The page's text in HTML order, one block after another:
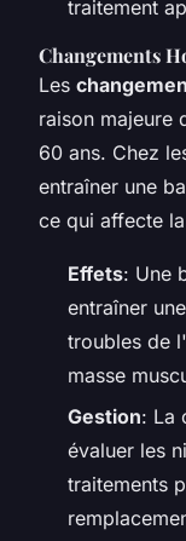
traitement
Changements
Les
raison majeure
60 ans. Chez
entraîner une
ce qui affecte
Effets: Une
entraîner
troubles de
masse
Gestion: La
évaluer les
traitements